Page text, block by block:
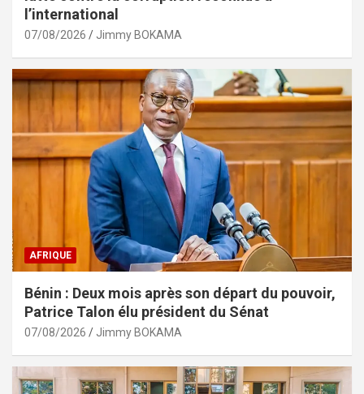
l’international
07/08/2026 Jimmy BOKAMA
AFRIQUE
Bénin : Deux mois après son départ du pouvoir,
Patrice Talon élu président du Sénat
07/08/2026 Jimmy BOKAMA